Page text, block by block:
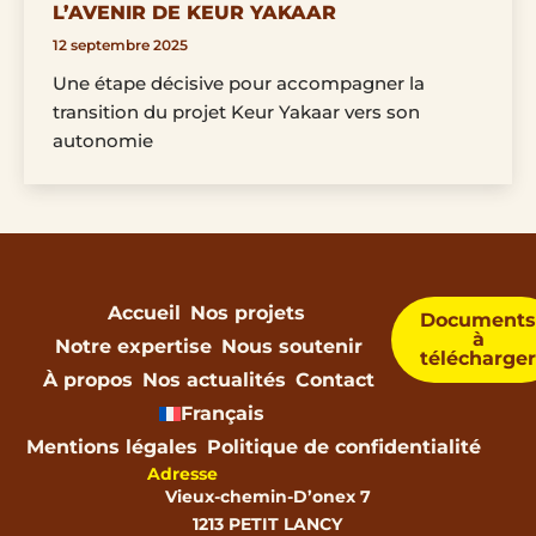
L’AVENIR DE KEUR YAKAAR
12 septembre 2025
Une étape décisive pour accompagner la
transition du projet Keur Yakaar vers son
autonomie
Accueil Nos projets
Notre expertise Nous soutenir
À propos Nos actualités Contact
Français
Documents
à
télécharger
Mentions légales Politique de confidentialité
Adresse
Vieux-chemin-D’onex 7
1213 PETIT LANCY